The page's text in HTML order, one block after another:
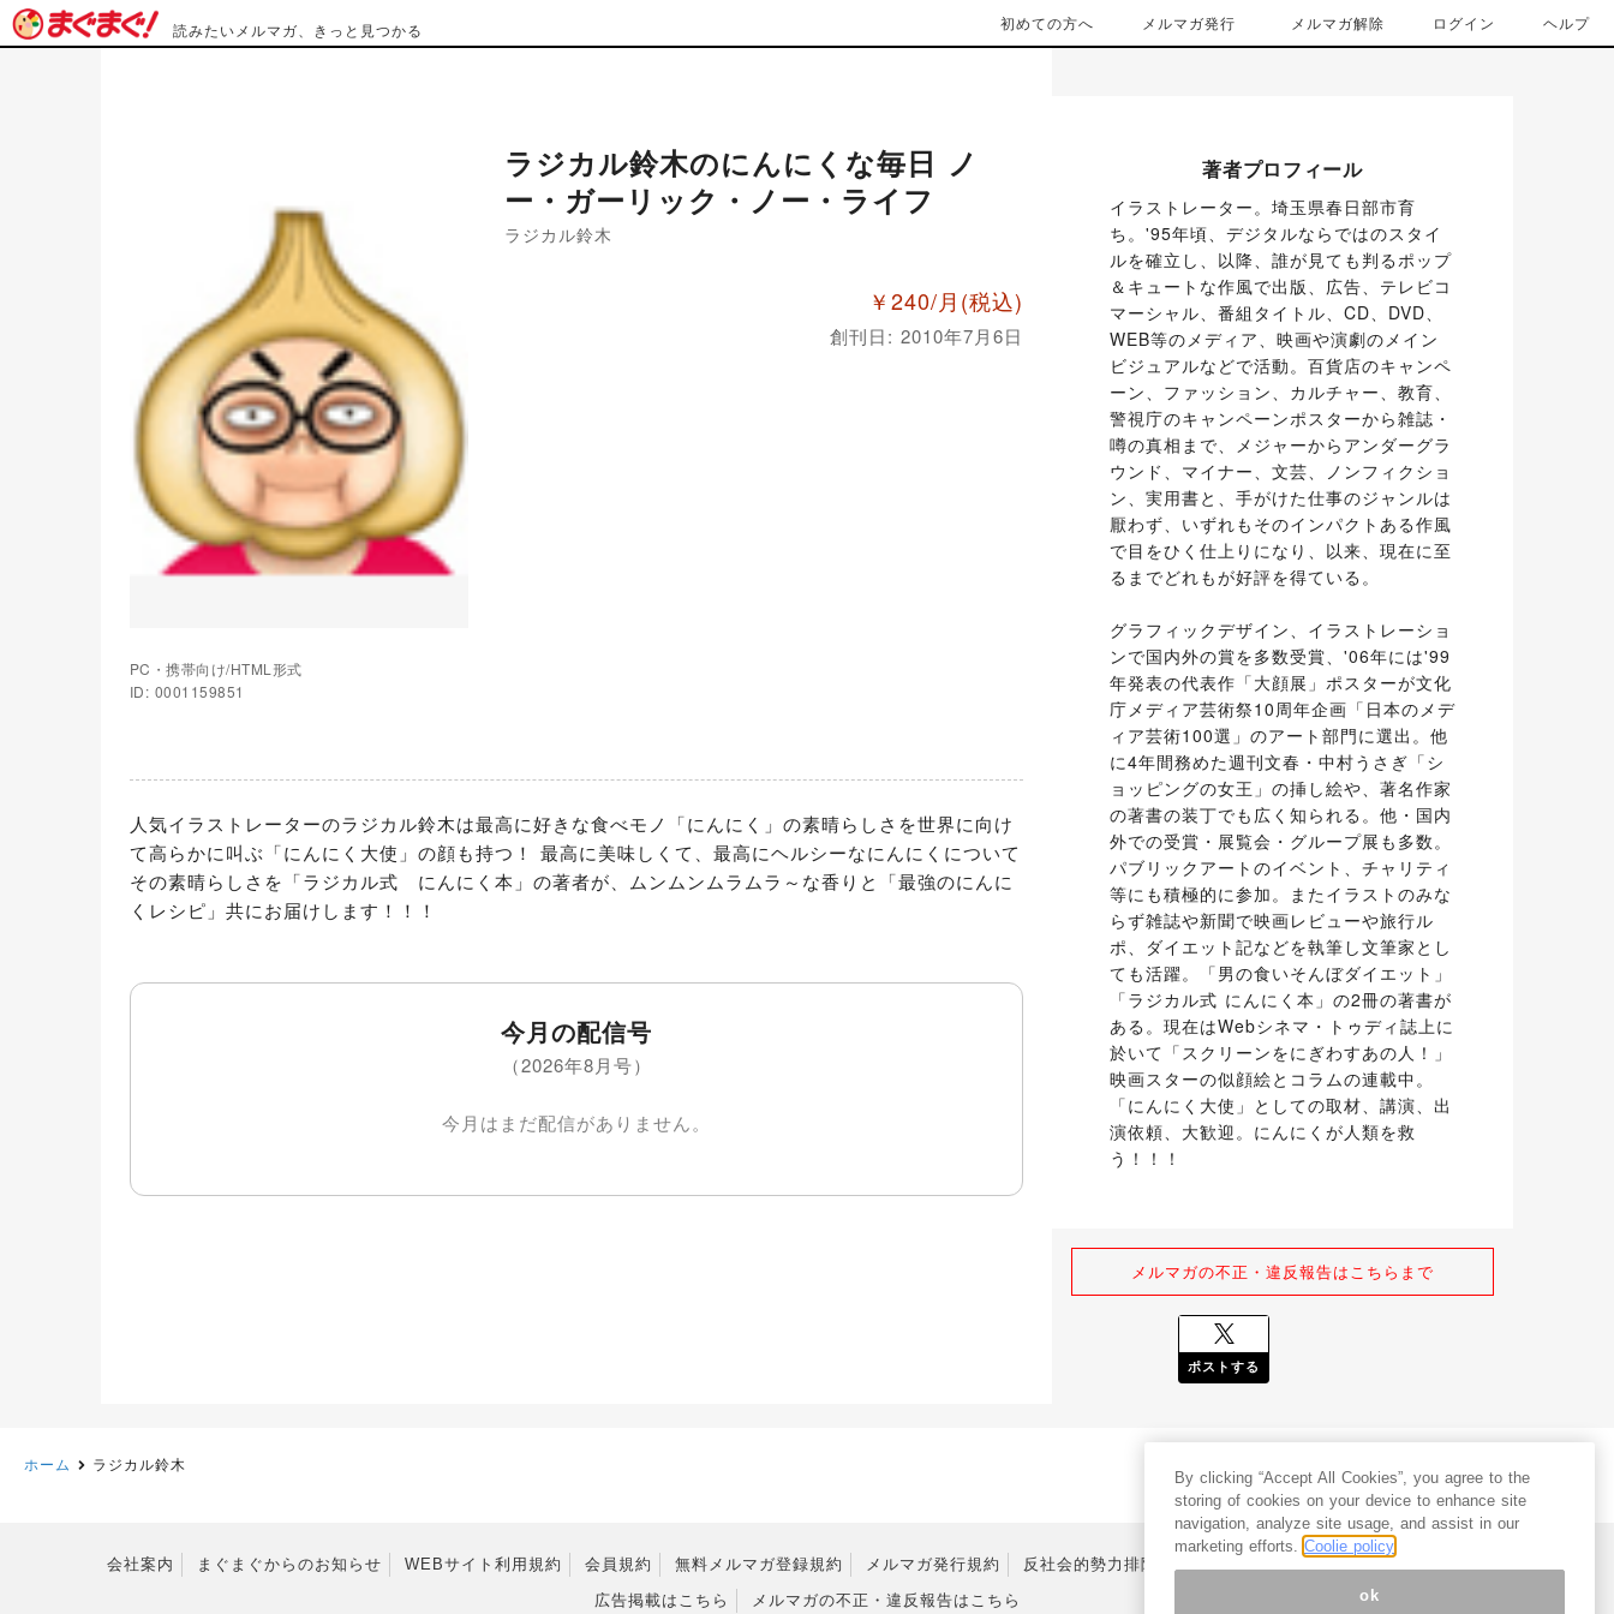
読みたいメルマガ、きっと見つかる 初めての方へ メルマガ発行 メルマガ解除 ログイン ヘルプ
PC・携帯向け/HTML形式
ID: 0001159851
ラジカル鈴木のにんにくな毎日 ノ
ー・ガーリック・ノー・ライフ
ラジカル鈴木
￥240/月 (税込)
創刊日: 2010年7月6日
人気イラストレーターのラジカル鈴木は最高に好きな食べモノ「にんにく」の素晴らしさを世界に向け
て高らかに叫ぶ「にんにく大使」の顔も持つ！ 最高に美味しくて、最高にヘルシーなにんにくについて
その素晴らしさを「ラジカル式　にんにく本」の著者が、ムンムンムラムラ～な香りと「最強のにんに
くレシピ」共にお届けします！！！
今月の配信号
（2026年8月号）
今月はまだ配信がありません。
著者プロフィール
イラストレーター。埼玉県春日部市育
ち。'95年頃、デジタルならではのスタイ
ルを確立し、以降、誰が見ても判るポップ
＆キュートな作風で出版、広告、テレビコ
マーシャル、番組タイトル、CD、DVD、
WEB等のメディア、映画や演劇のメイン
ビジュアルなどで活動。百貨店のキャンペ
ーン、ファッション、カルチャー、教育、
警視庁のキャンペーンポスターから雑誌・
噂の真相まで、メジャーからアンダーグラ
ウンド、マイナー、文芸、ノンフィクショ
ン、実用書と、手がけた仕事のジャンルは
厭わず、いずれもそのインパクトある作風
で目をひく仕上りになり、以来、現在に至
るまでどれもが好評を得ている。
グラフィックデザイン、イラストレーショ
ンで国内外の賞を多数受賞、'06年には'99
年発表の代表作「大顔展」ポスターが文化
庁メディア芸術祭10周年企画「日本のメデ
ィア芸術100選」のアート部門に選出。他
に4年間務めた週刊文春・中村うさぎ「シ
ョッピングの女王」の挿し絵や、著名作家
の著書の装丁でも広く知られる。他・国内
外での受賞・展覧会・グループ展も多数。
パブリックアートのイベント、チャリティ
等にも積極的に参加。またイラストのみな
らず雑誌や新聞で映画レビューや旅行ル
ポ、ダイエット記などを執筆し文筆家とし
ても活躍。「男の食いそんぼダイエット」
「ラジカル式 にんにく本」の2冊の著書が
ある。現在はWebシネマ・トゥディ誌上に
於いて「スクリーンをにぎわすあの人！」
映画スターの似顔絵とコラムの連載中。
「にんにく大使」としての取材、講演、出
演依頼、大歓迎。にんにくが人類を救
う！！！
メルマガの不正・違反報告はこちらまで
ポストする
ホーム ラジカル鈴木
会社案内 まぐまぐからのお知らせ WEBサイト利用規約 会員規約 無料メルマガ登録規約 メルマガ発行規約 反社会的勢力排除宣言
広告掲載はこちら
メルマガの不正・違反報告はこちら
By clicking “Accept All Cookies”, you agree to the
storing of cookies on your device to enhance site
navigation, analyze site usage, and assist in our
marketing efforts. Coolie policy
ok